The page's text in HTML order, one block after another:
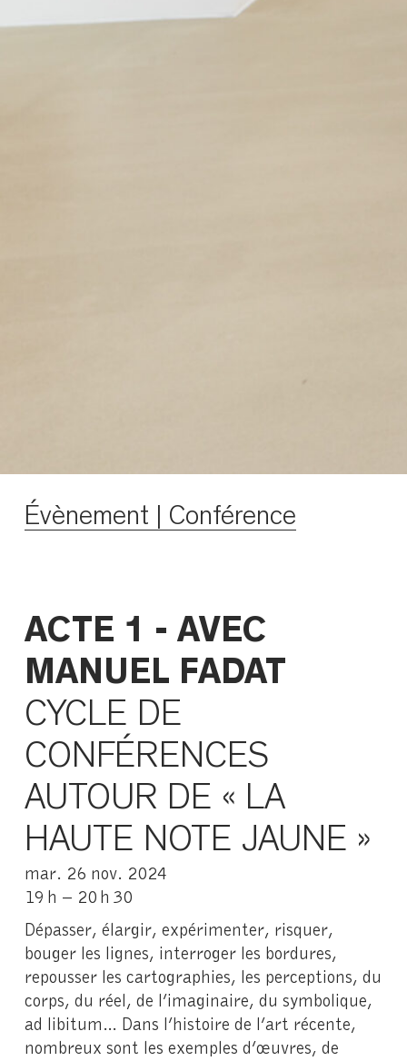
Évènement | Conférence
ACTE 1 - AVEC
MANUEL FADAT
CYCLE DE
CONFÉRENCES
AUTOUR DE « LA
HAUTE NOTE JAUNE »
mar. 26 nov. 2024
19 h – 20 h 30
Dépasser, élargir, expérimenter, risquer,
bouger les lignes, interroger les bordures,
repousser les cartographies, les perceptions, du
corps, du réel, de l’imaginaire, du symbolique,
ad libitum… Dans l’histoire de l’art récente,
nombreux sont les exemples d’œuvres, de